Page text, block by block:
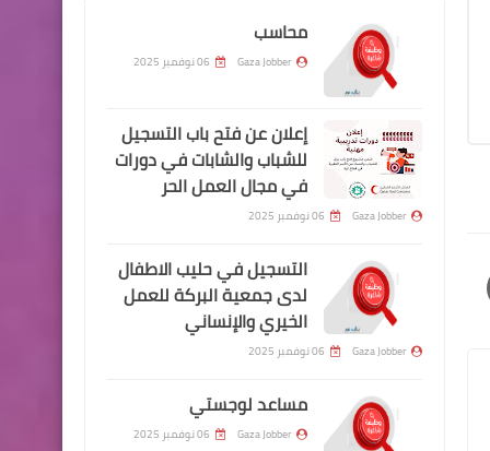
محاسب
Gaza Jobber 06 نوفمبر 2025
إعلان عن فتح باب التسجيل
للشباب والشابات في دورات
في مجال العمل الحر
Gaza Jobber 06 نوفمبر 2025
التسجيل في حليب الاطفال
لدى جمعية البركة للعمل
الخيري والإنساني
Gaza Jobber 06 نوفمبر 2025
مساعد لوجستي
Gaza Jobber 06 نوفمبر 2025